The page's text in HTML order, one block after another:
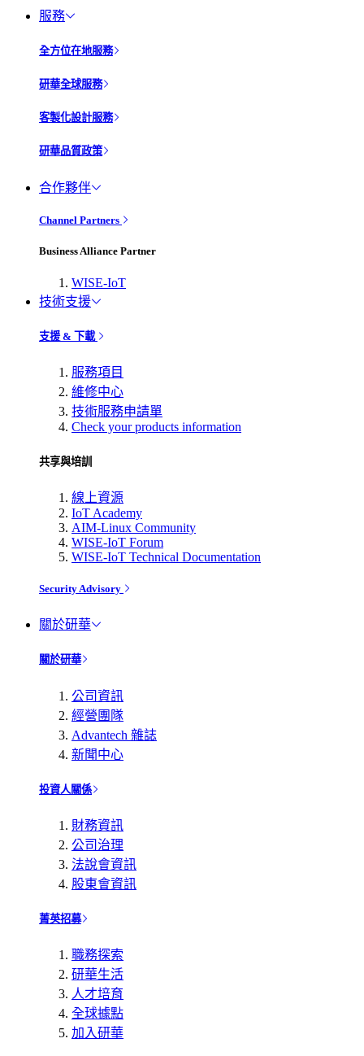
服務
全方位在地服務
研華全球服務
客製化設計服務
研華品質政策
合作夥伴
Channel Partners
Business Alliance Partner
WISE-IoT
技術支援
支援 & 下載
服務項目
維修中心
技術服務申請單
Check your products information
共享與培訓
線上資源
IoT Academy
AIM-Linux Community
WISE-IoT Forum
WISE-IoT Technical Documentation
Security Advisory
關於研華
關於研華
公司資訊
經營團隊
Advantech 雜誌
新聞中心
投資人關係
財務資訊
公司治理
法說會資訊
股東會資訊
菁英招募
職務探索
研華生活
人才培育
全球據點
加入研華